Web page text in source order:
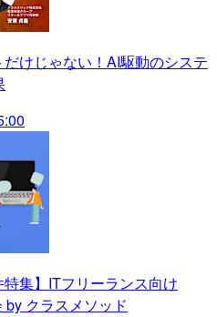
だけじゃない！AI駆動のシステ
特集】ITフリーランス向け
by クラスメソッド